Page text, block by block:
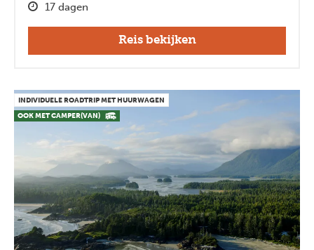
17 dagen
Reis bekijken
INDIVIDUELE ROADTRIP MET HUURWAGEN
OOK MET CAMPER(VAN)